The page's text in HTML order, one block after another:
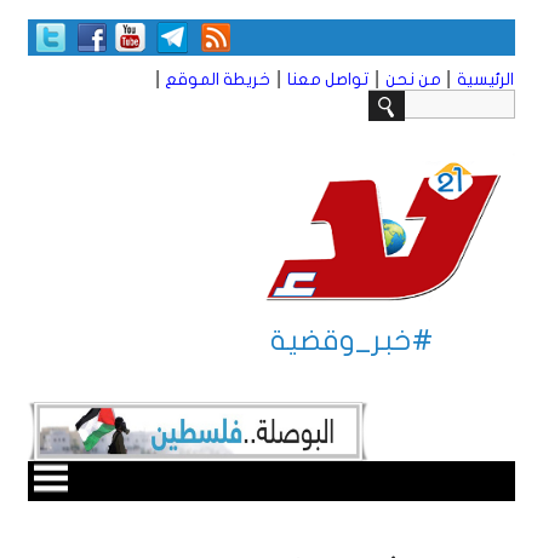
الرئيسية من نحن تواصل معنا خريطة الموقع
#خبر_وقضية